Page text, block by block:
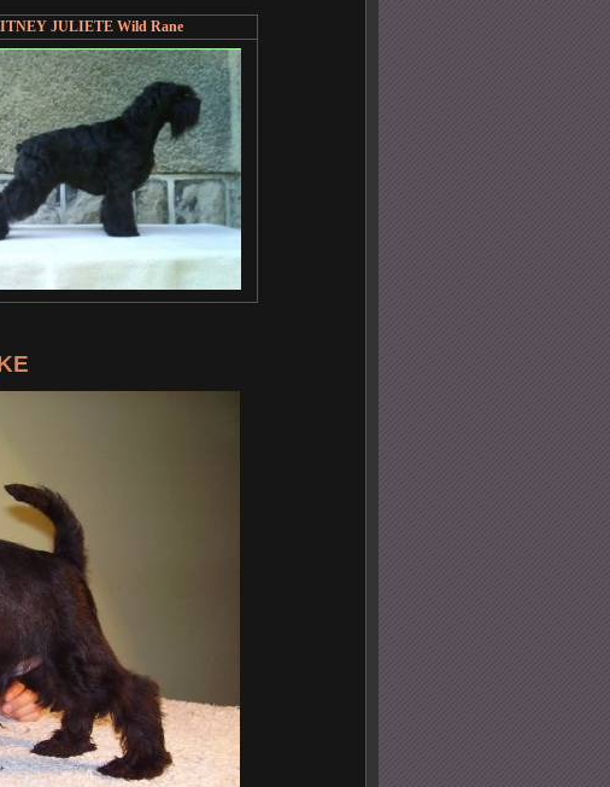
JULIETE Wild Rane